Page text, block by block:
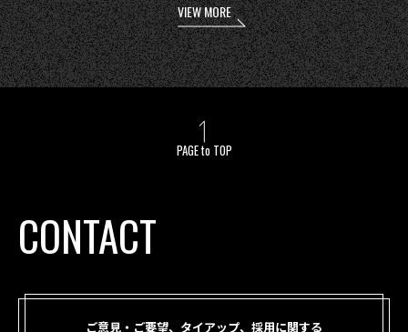
VIEW MORE
PAGE to TOP
CONTACT
ご意見・ご要望、タイアップ、採用に関する